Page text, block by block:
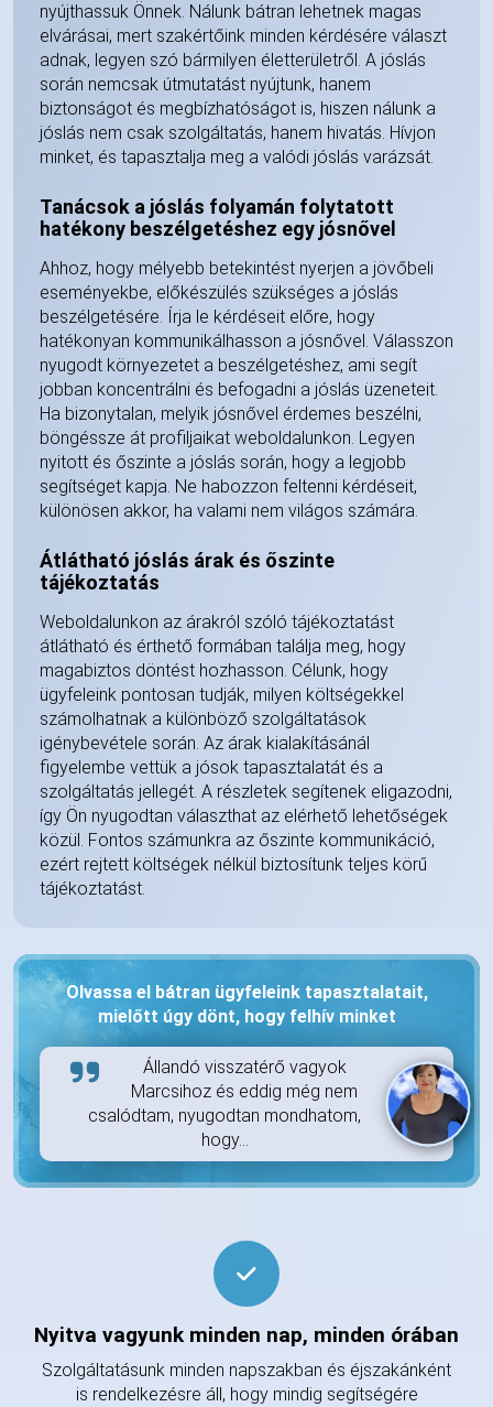
nyújthassuk Önnek. Nálunk bátran lehetnek magas
elvárásai, mert szakértőink minden kérdésére választ
adnak, legyen szó bármilyen életterületről. A jóslás
során nemcsak útmutatást nyújtunk, hanem
biztonságot és megbízhatóságot is, hiszen nálunk a
jóslás nem csak szolgáltatás, hanem hivatás. Hívjon
minket, és tapasztalja meg a valódi jóslás varázsát.
Tanácsok a jóslás folyamán folytatott
hatékony beszélgetéshez egy jósnővel
Ahhoz, hogy mélyebb betekintést nyerjen a jövőbeli
eseményekbe, előkészülés szükséges a jóslás
beszélgetésére. Írja le kérdéseit előre, hogy
hatékonyan kommunikálhasson a jósnővel. Válasszon
nyugodt környezetet a beszélgetéshez, ami segít
jobban koncentrálni és befogadni a jóslás üzeneteit.
Ha bizonytalan, melyik jósnővel érdemes beszélni,
böngéssze át profiljaikat weboldalunkon. Legyen
nyitott és őszinte a jóslás során, hogy a legjobb
segítséget kapja. Ne habozzon feltenni kérdéseit,
különösen akkor, ha valami nem világos számára.
Átlátható jóslás árak és őszinte
tájékoztatás
Weboldalunkon az árakról szóló tájékoztatást
átlátható és érthető formában találja meg, hogy
magabiztos döntést hozhasson. Célunk, hogy
ügyfeleink pontosan tudják, milyen költségekkel
számolhatnak a különböző szolgáltatások
igénybevétele során. Az árak kialakításánál
figyelembe vettük a jósok tapasztalatát és a
szolgáltatás jellegét. A részletek segítenek eligazodni,
így Ön nyugodtan választhat az elérhető lehetőségek
közül. Fontos számunkra az őszinte kommunikáció,
ezért rejtett költségek nélkül biztosítunk teljes körű
tájékoztatást.
Olvassa el bátran ügyfeleink tapasztalatait,
mielőtt úgy dönt, hogy felhív minket
Állandó visszatérő vagyok
Marcsihoz és eddig még nem
csalódtam, nyugodtan mondhatom,
hogy...
Nyitva vagyunk minden nap, minden órában
Szolgáltatásunk minden napszakban és éjszakánként
is rendelkezésre áll, hogy mindig segítségére